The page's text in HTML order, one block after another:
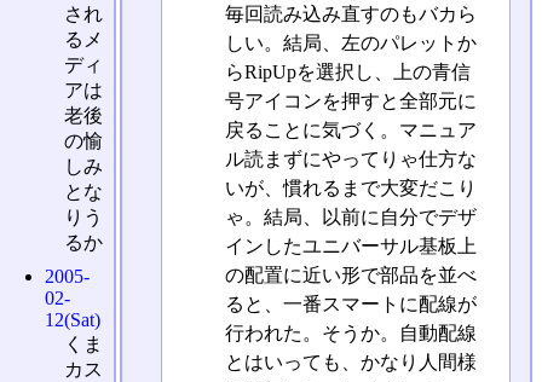
毎回読み込み直すのもバカら
しい。結局、左のパレットか
らRipUpを選択し、上の青信
号アイコンを押すと全部元に
戻ることに気づく。マニュア
ル読まずにやってりゃ仕方な
いが、慣れるまで大変だこり
ゃ。結局、以前に自分でデザ
インしたユニバーサル基板上
の配置に近い形で部品を並べ
ると、一番スマートに配線が
行われた。そうか。自動配線
とはいっても、かなり人間様
され
るメ
ディ
アは
老後
の愉
しみ
とな
りう
るか
2005-
02-
12(Sat)
くま
カス